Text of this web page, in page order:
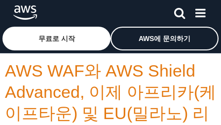
메인 콘텐츠로 건너뛰기Amazon Web Services 홈 페이지로 돌아가려면 여기를 클
무료로 시작 AWS에 문의하기
AWS WAF와 AWS Shield
Advanced, 이제 아프리카(케
이프타운) 및 EU(밀라노) 리